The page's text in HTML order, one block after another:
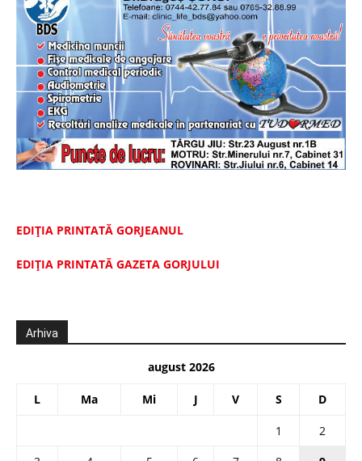
EDIȚIA PRINTATĂ GORJEANUL
EDIŢIA PRINTATĂ GAZETA GORJULUI
Arhiva
august 2026
L Ma Mi J V S D
1
2